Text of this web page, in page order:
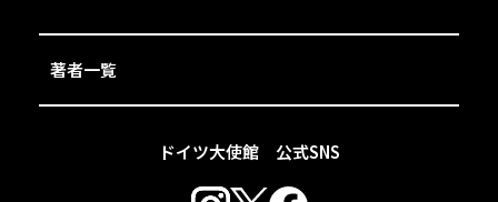
ドイツ大使館 公式SNS
著者一覧